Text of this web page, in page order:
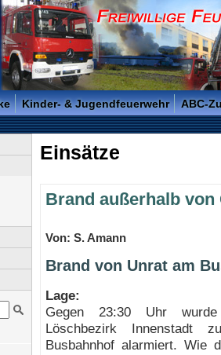
der Kreisstadt Saarlouis -
Kinder- & Jugendfeuerwehr ABC-
Einsätze
Brand außerhalb von
Von: S. Amann
Brand von Unrat am
Lage:
Gegen 23:30 Uhr
Löschbezirk Innenstadt
Busbahnhof alarmiert. Wie